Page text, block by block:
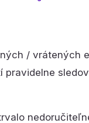
/ vrátených
pravidelne